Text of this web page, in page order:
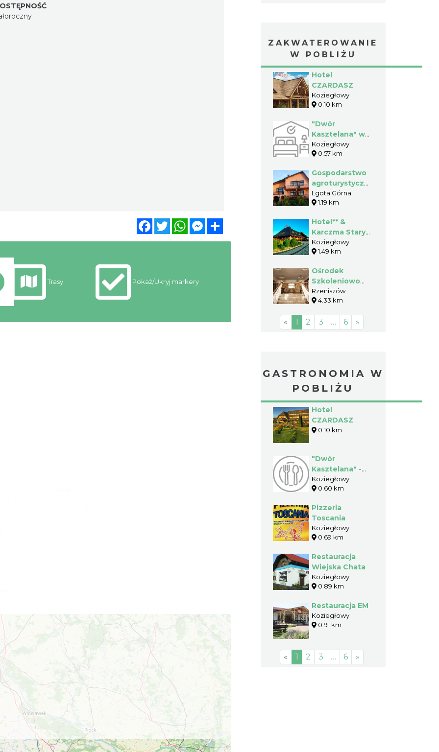
FacebookTwitterWhatsAppMessenger
Trasy Pokaż/Ukryj markery
ZAKWATEROWANIE
W POBLIŻU
Hotel
CZARDASZ
Koziegłowy
0.10 km
"Dwór
Kasztelana" w
Koziegłowach
Koziegłowy
0.57 km
Gospodarstwo
agroturystyczne
- Matynia
Jolanta
Lgota Górna
1.19 km
Hotel** &
Karczma Stary
Młyn w
Koziegłowach
Koziegłowy
1.49 km
Ośrodek
Szkoleniowo
Wypoczynkowy
Zacisze
Rzeniszów
4.33 km
« 1 2 3 … 6 »
GASTRONOMIA W
POBLIŻU
Hotel
CZARDASZ
0.10 km
"Dwór
Kasztelana" -
Koziegłowy
Koziegłowy
0.60 km
Pizzeria
Toscania
Koziegłowy
0.69 km
Restauracja
Wiejska Chata
Koziegłowy
0.89 km
Restauracja EM
Koziegłowy
0.91 km
« 1 2 3 … 6 »